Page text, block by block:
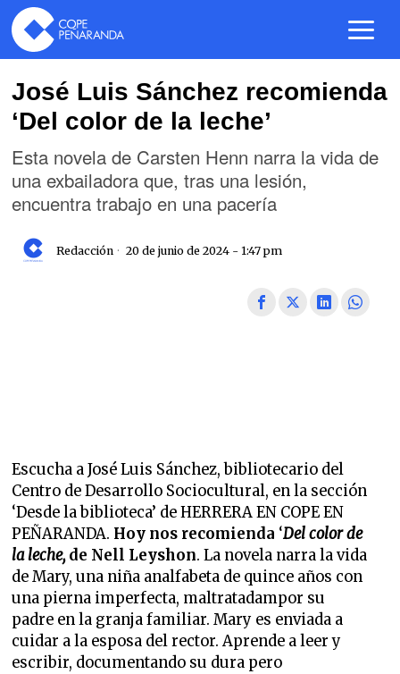
José Luis Sánchez recomienda
‘Del color de la leche’
Esta novela de Carsten Henn narra la vida de
una exbailadora que, tras una lesión,
encuentra trabajo en una pacería
Redacción 20 de junio de 2024 - 1:47 pm
Escucha a José Luis Sánchez, bibliotecario del
Centro de Desarrollo Sociocultural, en la sección
‘Desde la biblioteca’ de HERRERA EN COPE EN
PEÑARANDA. Hoy nos recomienda ‘Del color de
la leche,de Nell Leyshon. La novela narra la vida
de Mary, una niña analfabeta de quince años con
una pierna imperfecta, maltratadampor su
padre en la granja familiar. Mary es enviada a
cuidar a la esposa del rector. Aprende a leer y
escribir, documentando su dura pero